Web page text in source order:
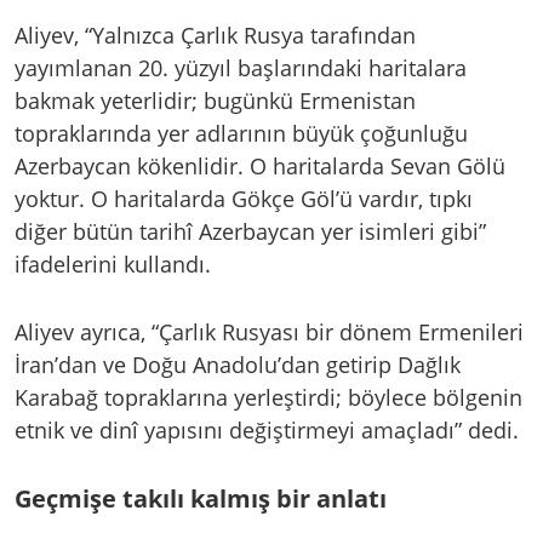
Aliyev, “Yalnızca Çarlık Rusya tarafından
yayımlanan 20. yüzyıl başlarındaki haritalara
bakmak yeterlidir; bugünkü Ermenistan
topraklarında yer adlarının büyük çoğunluğu
Azerbaycan kökenlidir. O haritalarda Sevan Gölü
yoktur. O haritalarda Gökçe Göl’ü vardır, tıpkı
diğer bütün tarihî Azerbaycan yer isimleri gibi”
ifadelerini kullandı.
Aliyev ayrıca, “Çarlık Rusyası bir dönem Ermenileri
İran’dan ve Doğu Anadolu’dan getirip Dağlık
Karabağ topraklarına yerleştirdi; böylece bölgenin
etnik ve dinî yapısını değiştirmeyi amaçladı” dedi.
Geçmişe takılı kalmış bir anlatı